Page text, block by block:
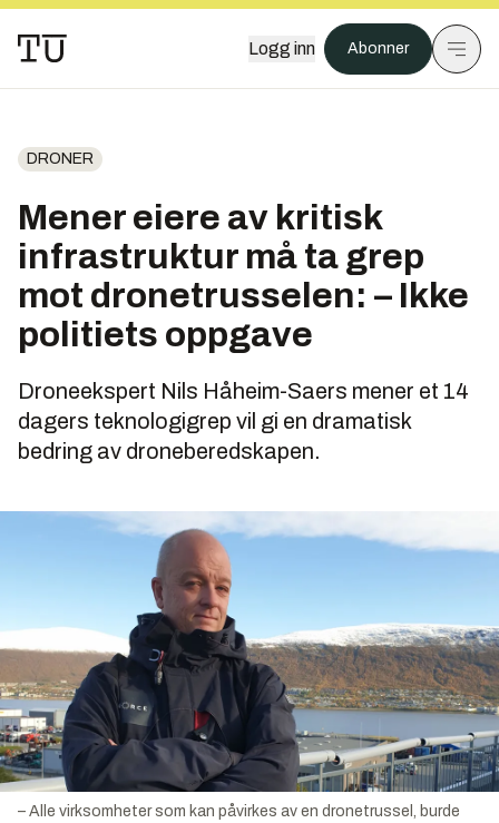
Logg inn Abonner
DRONER
Mener eiere av kritisk
infrastruktur må ta grep
mot drone­trusselen: – Ikke
politiets oppgave
Droneekspert Nils Håheim-Saers mener et 14
dagers teknologigrep vil gi en dramatisk
bedring av droneberedskapen.
– Alle virksomheter som kan påvirkes av en dronetrussel, burde